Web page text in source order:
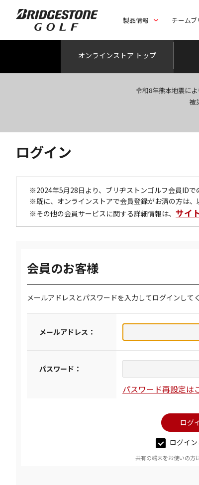
製品情報 チーム
オンラインストア トップ
令和8年熊本地震に
被
ログイン
※2024年5月28日より、ブリヂストンゴルフ会員IDで
※既に、オンラインストアで会員登録がお済の方は、
※その他の会員サービスに関する詳細情報は、 サイ
会員のお客様
メールアドレスとパスワードを入力してログインして
メールアドレス：
パスワード：
パスワード再設定は
ログイ
共有の端末をお使いの方